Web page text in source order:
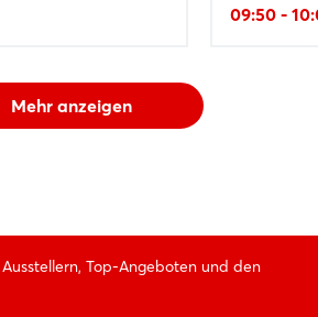
09:50 -
Mehr anzeigen
Top-Angeboten und den